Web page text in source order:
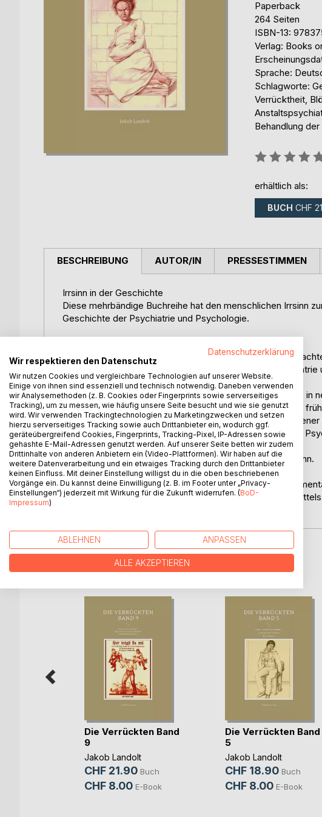
Paperback
264 Seiten
ISBN-13:
Verlag: Books
Sprache:
Schlagworte:
Verrücktheit,
Behandlung der
Bewertung::
erhältlich als:
BUCH CHF
BESCHREIBUNG
Irrsinn in der Geschichte
Diese mehrbändige Buchreihe hat den menschlichen Irrsinn
Geschichte der Psychiatrie und Psychologie.
Ab ungefähr der vorletzten Jahrhundertwende (1800)
Disziplin. Man unterschied zwischen einer
Markante Persönlichkeiten führten diese erste Psychiatrie in
europäischen Festland hatten die Franzosen hier die Nase
Esquirol. Dicht auf den Fersen standen ihnen aber der
Battie und Tuke ebenfalls ein früher Aufbruch in eine neue
Weitere Pioniere: Rush, Autenrieth, Haslam und Langermann.
Die Zeit der Planung und Erstellung psychiatrischer
wurde ersetzt durch die Zeit der Zwangsbehandlungen
AUTOR/IN PRESSESTIMMEN
WEITERE TITEL BEIBoD
Die Verrückten Band
9
Jakob Landolt
CHF 21.90 Buch
CHF 8.00 E-Book
Die Verrückten Band
5
Jakob Landolt
CHF 18.90 Buch
CHF 8.00 E-Book
Datenschutzerklärung
Wir respektieren den Datenschutz
Wir nutzen Cookies und vergleichbare Technologien auf unserer Website.
Einige von ihnen sind essenziell und technisch notwendig. Daneben verwenden
wir Analysemethoden (z. B. Cookies oder Fingerprints sowie serverseitiges
Tracking), um zu messen, wie häufig unsere Seite besucht und wie sie genutzt
wird. Wir verwenden Trackingtechnologien zu Marketingzwecken und setzen
hierzu serverseitiges Tracking sowie auch Drittanbieter ein, wodurch ggf.
geräteübergreifend Cookies, Fingerprints, Tracking-Pixel, IP-Adressen sowie
gehashte E-Mail-Adressen genutzt werden. Auf unserer Seite betten wir zudem
Drittinhalte von anderen Anbietern ein (Video-Plattformen). Wir haben auf die
weitere Datenverarbeitung und ein etwaiges Tracking durch den Drittanbieter
keinen Einfluss. Mit deiner Einstellung willigst du in die oben beschriebenen
Vorgänge ein. Du kannst deine Einwilligung (z. B. im Footer unter „Privacy-
Einstellungen“) jederzeit mit Wirkung für die Zukunft widerrufen. (BoD-
Impressum)
ABLEHNEN ANPASSEN
ALLE AKZEPTIEREN